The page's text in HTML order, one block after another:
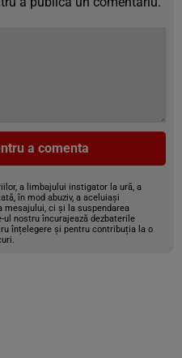
a comenta
a limbajului instigator la ură, a
în mod abuziv, a aceluiași
mesajului, ci și la suspendarea
nostru încurajează dezbaterile
înțelegere și pentru contribuția la o